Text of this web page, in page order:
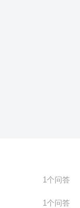
1个问答
1个问答